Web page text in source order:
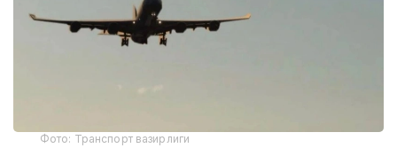
Фото: Транспорт вазирлиги